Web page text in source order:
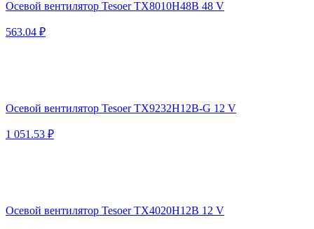
Осевой вентилятор Tesoer TX8010H48B 48 V
563.04 ₽
Осевой вентилятор Tesoer TX9232H12B-G 12 V
1 051.53 ₽
Осевой вентилятор Tesoer TX4020H12B 12 V